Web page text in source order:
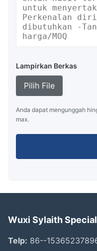
Lampirkan Berkas
Pilih File
Anda dapat mengunggah
max.
Wuxi Sylaith
Telp: 86--